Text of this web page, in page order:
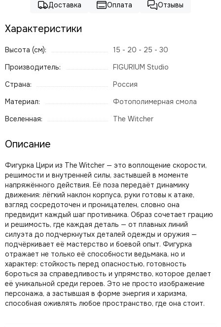
Доставка
Оплата Отзывы
Характеристики
Высота (см):
15 - 20 - 25 - 30
Производитель:
FIGURIUM Studio
Страна:
Россия
Материал:
Фотополимерная смола
Вселенная:
The Witcher
Описание
Фигурка Цири из The Witcher — это воплощение скорости,
решимости и внутренней силы, застывшей в моменте
напряжённого действия. Её поза передаёт динамику
движения: лёгкий наклон корпуса, руки готовы к атаке,
взгляд сосредоточен и проницателен, словно она
предвидит каждый шаг противника. Образ сочетает грацию
и решимость, где каждая деталь — от плавных линий
силуэта до подчеркнутых деталей одежды и оружия —
подчёркивает её мастерство и боевой опыт. Фигурка
отражает не только её способности ведьмака, но и
характер: стойкость перед опасностью, готовность
бороться за справедливость и упрямство, которое делает
её уникальной среди героев. Это не просто изображение
персонажа, а застывшая в форме энергия и харизма,
способная оживлять любое пространство, где она стоит.